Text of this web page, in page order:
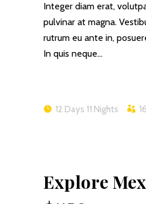
Integer diam erat,
pulvinar at magna.
rutrum eu ante in,
In quis neque…
12 Days 11 Nights
Explore